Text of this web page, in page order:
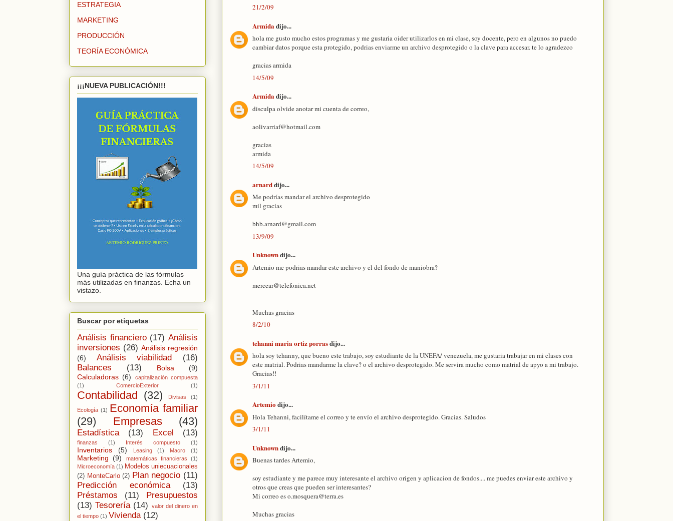
21/2/09
Armida dijo...
hola me gusto mucho estos programas y me gustaria oider utilizarlos en mi clase, soy docente, pero en algunos no puedo
cambiar datos porque esta protegido, podrias enviarme un archivo desprotegido o la clave para accesar. te lo agradezco
gracias armida
14/5/09
Armidadijo...
disculpa olvide anotar mi cuenta de correo,
aolivarriaf@hotmail.com
gracias
armida
14/5/09
arnarddijo...
Me podrías mandar el archivo desprotegido
mil gracias
bhb.arnard@gmail.com
13/9/09
Unknowndijo...
Artemio me podrias mandar este archivo y el del fondo de maniobra?
mercear@telefonica.net
Muchas gracias
8/2/10
tehanni maria ortiz porrasdijo...
hola soy tehanny, que bueno este trabajo, soy estudiante de la UNEFA/ venezuela, me gustaria trabajar en mi clases con
este matrial. Podrias mandarme la clave? o el archivo desprotegido. Me servira mucho como matrial de apyo a mi trabajo.
Gracias!!
3/1/11
Artemiodijo...
Hola Tehanni, facilítame el correo y te envío el archivo desprotegido. Gracias. Saludos
3/1/11
Unknowndijo...
Buenas tardes Artemio,
soy estudiante y me parece muy interesante el archivo origen y aplicacion de fondos.... me puedes enviar este archivo y
otros que creas que pueden ser interesantes?
Mi correo es o.mosquera@terra.es
Muchas gracias
ESTRATEGIA
MARKETING
PRODUCCIÓN
TEORÍA ECONÓMICA
¡¡¡NUEVA PUBLICACIÓN!!!
Una guía práctica de las fórmulas
más utilizadas en finanzas. Echa un
vistazo.
Buscar por etiquetas
Análisis financiero (17) Análisis
inversiones (26) Análisis regresión
(6)
Análisis viabilidad
(16)
Balances
(13) Bolsa
(9)
Calculadoras (6)
capitalización compuesta
(1)
ComercioExterior (1)
Contabilidad (32) Divisas (1)
Ecología (1) Economía familiar
(29)
Empresas (43)
Estadística (13) Excel (13)
finanzas (1) Interés compuesto (1)
Inventarios (5) Leasing (1) Macro (1)
Marketing (9) matemáticas financieras
(1)
Microeconomía (1) Modelos uniecuacionales
(2) MonteCarlo (2) Plan negocio (11)
Predicción económica
(13)
Préstamos
(11)
Presupuestos
(13) Tesorería (14)
valor del dinero en
el tiempo (1) Vivienda (12)